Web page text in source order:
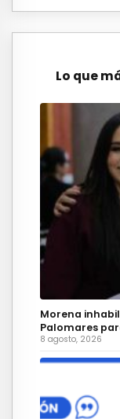
Lo que
Morena
Palomares
8 agosto, 2026